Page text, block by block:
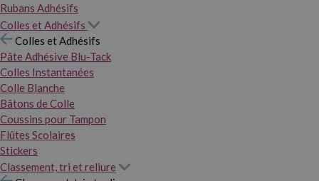
Rubans Adhésifs
Colles et Adhésifs
Colles et Adhésifs
Pâte Adhésive Blu-Tack
Colles Instantanées
Colle Blanche
Bâtons de Colle
Coussins pour Tampon
Flûtes Scolaires
Stickers
Classement, tri et reliure